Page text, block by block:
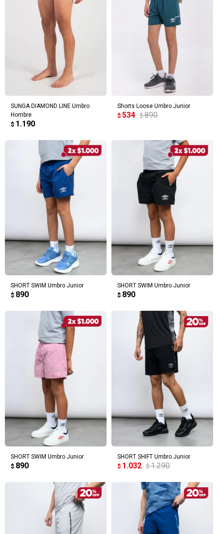
SUNGA DIAMOND LINE Umbro
Hombre
$ 1.190
Shorts Loose Umbro Junior
$ 534 $ 890
SHORT SWIM Umbro Junior
$ 890
SHORT SWIM Umbro Junior
$ 890
SHORT SWIM Umbro Junior
$ 890
SHORT SHIFT Umbro Junior
$ 1.032 $ 1.290